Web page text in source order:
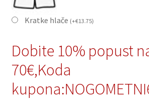
Kratke hlače (+€13.75)
Dobite 10% popust
70€,Koda